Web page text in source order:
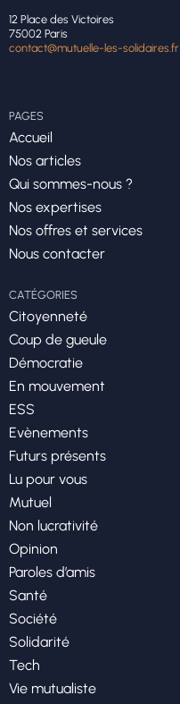
12 Place des Victoires
75002 Paris
contact@mutuelle-les-solidaires.fr
PAGES
Accueil
Nos articles
Qui sommes-nous ?
Nos expertises
Nos offres et services
Nous contacter
CATÉGORIES
Citoyenneté
Coup de gueule
Démocratie
En mouvement
ESS
Evènements
Futurs présents
Lu pour vous
Mutuel
Non lucrativité
Opinion
Paroles d’amis
Santé
Société
Solidarité
Tech
Vie mutualiste